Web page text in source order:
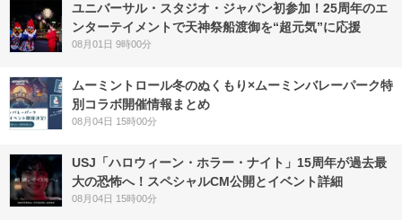
ユニバーサル・スタジオ・ジャパン初参加！25周年のエ
ンターテイメントで天神祭船渡御を“超元気”に応援
08月01日 9時00分
ムーミントロール冬のぬくもり×ムーミンバレーパーク特
別コラボ開催情報まとめ
08月04日 15時00分
USJ「ハロウィーン・ホラー・ナイト」15周年が過去最
大の恐怖へ！スペシャルCM公開とイベント詳細
08月04日 15時00分